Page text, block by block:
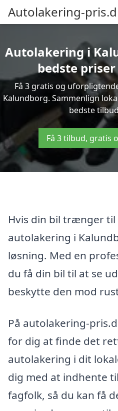
Autolakering-
Autolakering i
bedste
Få 3 gratis og
Kalundborg. Sammenlign
bedste
Få 3 tilbud, gratis
Hvis din bil trænger
autolakering i
løsning. Med en
du få din bil til at se
beskytte den mod
På autolakering-
for dig at finde det
autolakering i dit
dig med at indhente
fagfolk, så du kan få